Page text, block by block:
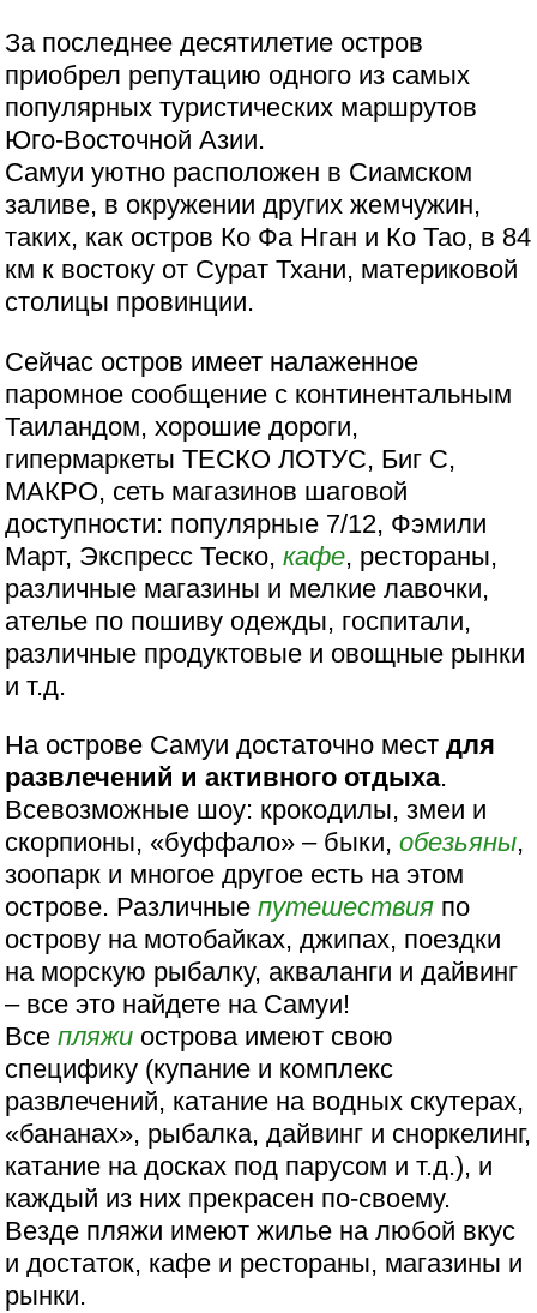
За последнее десятилетие остров
приобрел репутацию одного из самых
популярных туристических маршрутов
Юго-Восточной Азии.
Самуи уютно расположен в Сиамском
заливе, в окружении других жемчужин,
таких, как остров Ко Фа Нган и Ко Тао, в 84
км к востоку от Сурат Тхани, материковой
столицы провинции.
Сейчас остров имеет налаженное
паромное сообщение с континентальным
Таиландом, хорошие дороги,
гипермаркеты ТЕСКО ЛОТУС, Биг С,
МАКРО, сеть магазинов шаговой
доступности: популярные 7/12, Фэмили
Март, Экспресс Теско,кафе, рестораны,
различные магазины и мелкие лавочки,
ателье по пошиву одежды, госпитали,
различные продуктовые и овощные рынки
и т.д.
На острове Самуи достаточно местдля
развлечений и активного отдыха.
Всевозможные шоу: крокодилы, змеи и
скорпионы, «буффало» – быки,обезьяны,
зоопарк и многое другое есть на этом
острове. Различныепутешествия по
острову на мотобайках, джипах, поездки
на морскую рыбалку, акваланги и дайвинг
– все это найдете на Самуи!
Всепляжи острова имеют свою
специфику (купание и комплекс
развлечений, катание на водных скутерах,
«бананах», рыбалка, дайвинг и сноркелинг,
катание на досках под парусом и т.д.), и
каждый из них прекрасен по-своему.
Везде пляжи имеют жилье на любой вкус
и достаток, кафе и рестораны, магазины и
рынки.